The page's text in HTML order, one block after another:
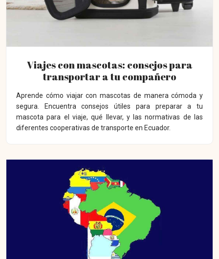
Viajes con mascotas: consejos para
transportar a tu compañero
Aprende cómo viajar con mascotas de manera cómoda y
segura. Encuentra consejos útiles para preparar a tu
mascota para el viaje, qué llevar, y las normativas de las
diferentes cooperativas de transporte en Ecuador.